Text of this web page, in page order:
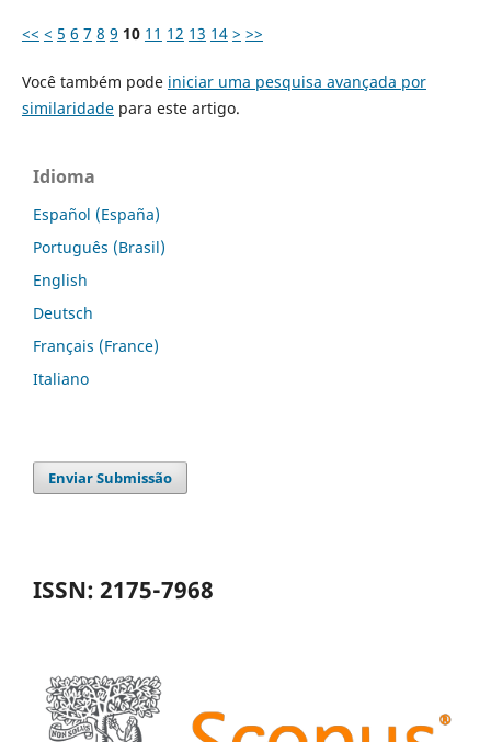
<< < 5 6 7 8 9 10 11 12 13 14 > >>
Você também pode iniciar uma pesquisa avançada por
similaridadepara este artigo.
Idioma
Español (España)
Português (Brasil)
English
Deutsch
Français (France)
Italiano
Enviar Submissão
ISSN: 2175-7968